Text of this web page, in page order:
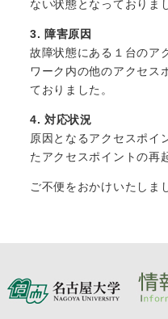
ない状態となっておりま
3. 障害原因
故障状態にある１台のア
ワーク内の他のアクセス
ておりました。
4. 対応状況
原因となるアクセスポイ
たアクセスポイントの再
ご不便をおかけいたしま